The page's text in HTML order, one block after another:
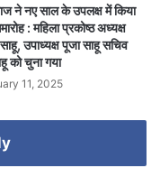
ने नए साल के उपलक्ष में किया
: महिला प्रकोष्ठ अध्यक्ष
उपाध्यक्ष पूजा साहू सचिव
को चुना गया
11, 2025